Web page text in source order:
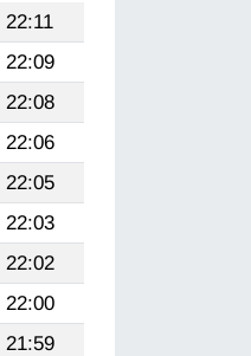
22:11
22:09
22:08
22:06
22:05
22:03
22:02
22:00
21:59